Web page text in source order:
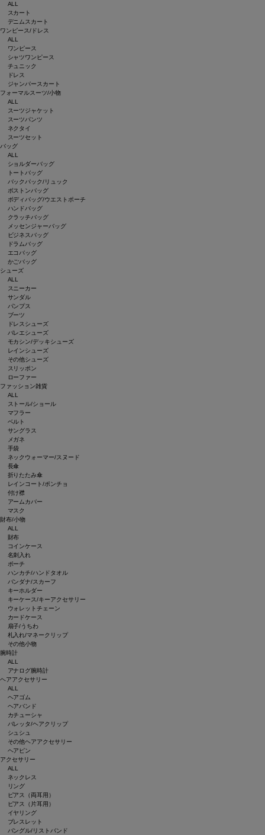
ALL
スカート
デニムスカート
ワンピース/ドレス
ALL
ワンピース
シャツワンピース
チュニック
ドレス
ジャンパースカート
フォーマルスーツ/小物
ALL
スーツジャケット
スーツパンツ
ネクタイ
スーツセット
バッグ
ALL
ショルダーバッグ
トートバッグ
バックパック/リュック
ボストンバッグ
ボディバッグ/ウエストポーチ
ハンドバッグ
クラッチバッグ
メッセンジャーバッグ
ビジネスバッグ
ドラムバッグ
エコバッグ
かごバッグ
シューズ
ALL
スニーカー
サンダル
パンプス
ブーツ
ドレスシューズ
バレエシューズ
モカシン/デッキシューズ
レインシューズ
その他シューズ
スリッポン
ローファー
ファッション雑貨
ALL
ストール/ショール
マフラー
ベルト
サングラス
メガネ
手袋
ネックウォーマー/スヌード
長傘
折りたたみ傘
レインコート/ポンチョ
付け襟
アームカバー
マスク
財布/小物
ALL
財布
コインケース
名刺入れ
ポーチ
ハンカチ/ハンドタオル
バンダナ/スカーフ
キーホルダー
キーケース/キーアクセサリー
ウォレットチェーン
カードケース
扇子/うちわ
札入れ/マネークリップ
その他小物
腕時計
ALL
アナログ腕時計
ヘアアクセサリー
ALL
ヘアゴム
ヘアバンド
カチューシャ
バレッタ/ヘアクリップ
シュシュ
その他ヘアアクセサリー
ヘアピン
アクセサリー
ALL
ネックレス
リング
ピアス（両耳用）
ピアス（片耳用）
イヤリング
ブレスレット
バングル/リストバンド